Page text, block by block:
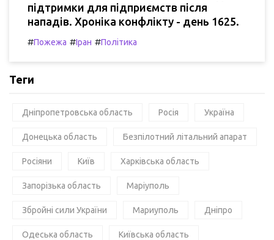
підтримки для підприємств після
нападів. Хроніка конфлікту - день 1625.
#Пожежа #Іран #Політика
Теги
Дніпропетровська область Росія Україна
Донецька область Безпілотний літальний апарат
Росіяни Київ Харківська область
Запорізька область Маріуполь
Збройні сили України Мариуполь Дніпро
Одеська область Київська область